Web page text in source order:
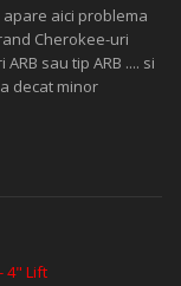
aici problema
Cherokee-uri
sau tip ARB .... si
decat minor
4" Lift